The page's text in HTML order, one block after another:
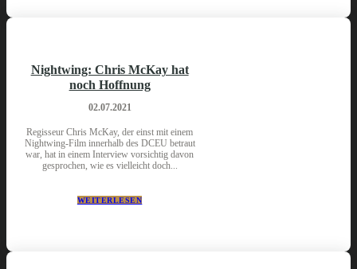
Nightwing: Chris McKay hat
noch Hoffnung
02.07.2021
Regisseur Chris McKay, der einst mit einem
Nightwing-Film innerhalb des DCEU betraut
war, hat in einem Interview vorsichtig davon
gesprochen, wie es vielleicht doch...
WEITERLESEN